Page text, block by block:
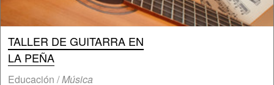
TALLER DE GUITARRA EN
LA PEÑA
Educación /Música